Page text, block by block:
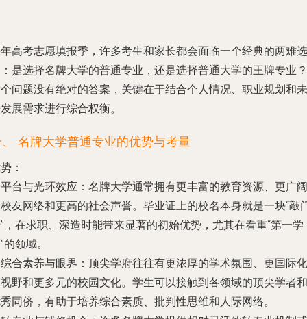
高考志愿填报季，许多考生和家长都会面临一个经典的两难选
是选择名牌大学的普通专业，还是选择普通大学的王牌专业？
问题没有绝对的答案，关键在于结合个人情况、职业规划和未
展需求进行综合权衡。
名牌大学普通专业的优势与考量
：
平台与光环效应 ：名牌大学通常拥有更丰富的教育资源、更广阔
友网络和更高的社会声誉。毕业证上的校名本身就是一块“敲
，在求职、深造时能带来显著的初始优势，尤其在看重“第一学
的领域。
综合素养与眼界 ：顶尖学府往往有更浓厚的学术氛围、更国际化
野和更多元的校园文化。学生可以接触到各领域的顶尖学者和
同侪，有助于培养综合素质、批判性思维和人际网络。